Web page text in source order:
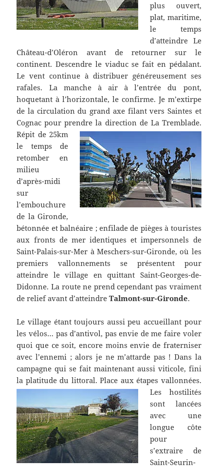
plus ouvert,
plat, maritime,
le temps
d’atteindre Le
Château-d’Oléron avant de retourner sur le
continent. Descendre le viaduc se fait en pédalant.
Le vent continue à distribuer généreusement ses
rafales. La manche à air à l’entrée du pont,
hoquetant à l’horizontale, le confirme. Je m’extirpe
de la circulation du grand axe filant vers Saintes et
Cognac pour prendre la direction de La Tremblade.
Répit de 25km
le temps de
retomber en
milieu
d’après-midi
sur
l’embouchure
de la Gironde,
bétonnée et balnéaire ; enfilade de pièges à touristes
aux fronts de mer identiques et impersonnels de
Saint-Palais-sur-Mer à Meschers-sur-Gironde, où les
premiers vallonnements se présentent pour
atteindre le village en quittant Saint-Georges-de-
Didonne. La route ne prend cependant pas vraiment
de relief avant d’atteindreTalmont-sur-Gironde.
Le village étant toujours aussi peu accueillant pour
les vélos… pas d’antivol, pas envie de me faire voler
quoi que ce soit, encore moins envie de fraterniser
avec l’ennemi ; alors je ne m’attarde pas ! Dans la
campagne qui se fait maintenant aussi viticole, fini
la platitude du littoral.Place aux étapes vallonnées.
Les hostilités
sont lancées
avec une
longue côte
pour
s’extraire de
Saint-Seurin-